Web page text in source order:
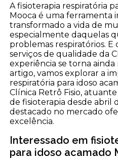
A fisioterapia respiratória
Mooca é uma ferramenta
transformado a vida de
especialmente daquelas
problemas respiratórios. E
serviços de qualidade da
experiência se torna
artigo, vamos explorar a
respiratória para idoso
Clínica Retrô Fisio,
de fisioterapia desde abril
destacado no mercado
excelência.
Interessado em
para idoso acamado